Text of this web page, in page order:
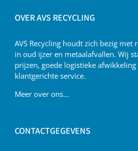
OVER AVS RECYCLING
AVS Recycling houdt zich bezig met
in oud ijzer en metaalafvallen. Wij
prijzen, goede logistieke
klantgerichte service.
Meer over ons…
CONTACTGEGEVENS